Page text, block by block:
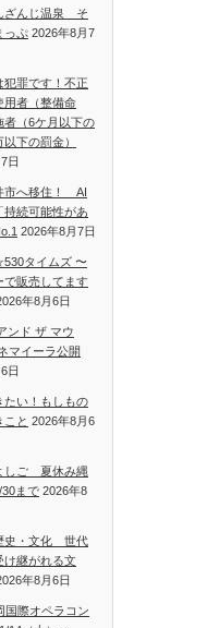
ざんじ温泉 そ
っぷ 2026年8月7
犯罪です！不正
用者（整備命
者（6ケ月以下の
下の罰金）
日
市へ移住！ AI
持続可能性があ
2026年8月7日
タイムズ 〜
で販売してます
年8月6日
ンド ザ マウ
マイーラ公開
日
たい！もしもの
こと 2026年8月6
しご 夏休み縄
まで 2026年8
史・文化 世代
け継がれる文
年8月6日
国際オペラコン